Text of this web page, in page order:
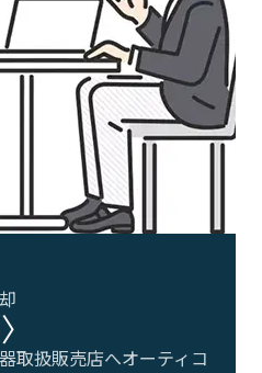
取扱販売店へオーティコ